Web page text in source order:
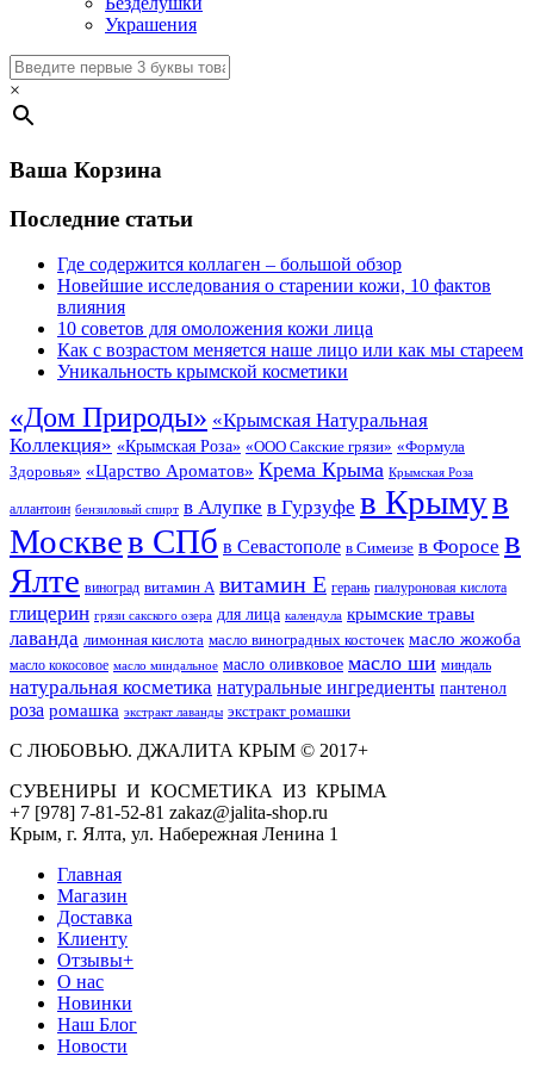
Украшения
×
Ваша Корзина
Последние статьи
Где содержится коллаген – большой обзор
Новейшие исследования о старении кожи, 10 фактов
влияния
10 советов для омоложения кожи лица
Как с возрастом меняется наше лицо или как мы стареем
Уникальность крымской косметики
«Дом Природы» «Крымская Натуральная
Коллекция» «Крымская Роза» «ООО Сакские грязи» «Формула
Здоровья» «Царство Ароматов» Крема Крыма Крымская Роза
аллантоин бензиловый спирт в Алупке в Гурзуфе в Крымув
Москвев СПб в Севастополе в Симеизе в Форосе в
Ялте виноград витамин А витамин Е герань гиалуроновая кислота
глицерин грязи сакского озера для лица календула крымские травы
лаванда лимонная кислота масло виноградных косточек масло жожоба
масло кокосовое масло миндальное масло оливковое масло ши миндаль
натуральная косметика натуральные ингредиенты пантенол
роза ромашка экстракт лаванды экстракт ромашки
С ЛЮБОВЬЮ. ДЖАЛИТА КРЫМ © 2017+
СУВЕНИРЫ И КОСМЕТИКА ИЗ КРЫМА
+7 [978] 7-81-52-81 zakaz@jalita-shop.ru
Крым, г. Ялта, ул. Набережная Ленина 1
Главная
Магазин
Доставка
Клиенту
Отзывы+
О нас
Новинки
Наш Блог
Новости